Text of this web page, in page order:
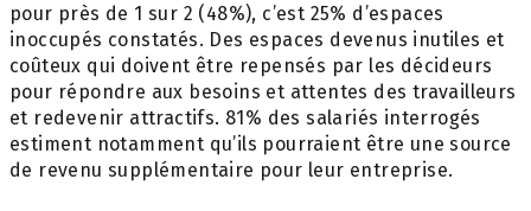
pour près de 1 sur 2 (48%), c’est 25% d’espaces
inoccupés constatés. Des espaces devenus inutiles et
coûteux qui doivent être repensés par les décideurs
pour répondre aux besoins et attentes des travailleurs
et redevenir attractifs. 81% des salariés interrogés
estiment notamment qu’ils pourraient être une source
de revenu supplémentaire pour leur entreprise.